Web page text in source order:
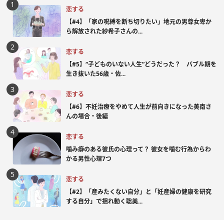
恋する
【#4】「家の呪縛を断ち切りたい」地元の男尊女卑か
ら解放された紗希子さんの...
恋する
【#5】“子どものいない人生”どうだった？ バブル期を
生き抜いた56歳・佐...
恋する
【#6】不妊治療をやめて人生が前向きになった美南さ
んの場合・後編
恋する
噛み癖のある彼氏の心理って？ 彼女を噛む行為からわ
かる男性心理7つ
恋する
【#2】「産みたくない自分」と「妊産婦の健康を研究
する自分」で揺れ動く聡美...